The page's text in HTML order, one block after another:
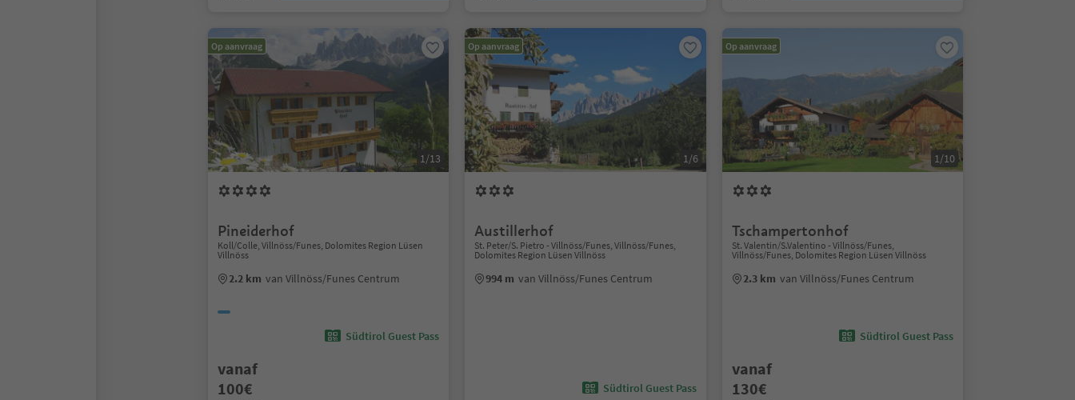
Op aanvraag
1/13
Pineiderhof
Koll/Colle, Villnöss/Funes, Dolomites Region Lüsen
Villnöss
2.2 km van Villnöss/Funes Centrum
Südtirol Guest Pass
vanaf
100€
Op aanvraag
1/6
Austillerhof
St. Peter/S. Pietro - Villnöss/Funes, Villnöss/Funes,
Dolomites Region Lüsen Villnöss
994 m van Villnöss/Funes Centrum
Südtirol Guest Pass
Op aanvraag
1/10
Tschampertonhof
St. Valentin/S.Valentino - Villnöss/Funes,
Villnöss/Funes, Dolomites Region Lüsen Villnöss
2.3 km van Villnöss/Funes Centrum
Südtirol Guest Pass
vanaf
130€